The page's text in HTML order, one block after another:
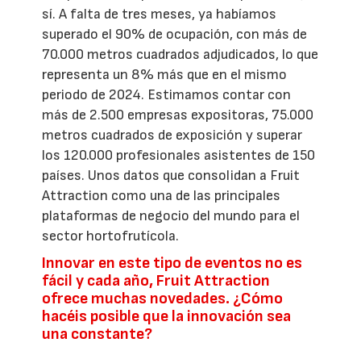
sí. A falta de tres meses, ya habíamos
superado el 90% de ocupación, con más de
70.000 metros cuadrados adjudicados, lo que
representa un 8% más que en el mismo
periodo de 2024. Estimamos contar con
más de 2.500 empresas expositoras, 75.000
metros cuadrados de exposición y superar
los 120.000 profesionales asistentes de 150
países. Unos datos que consolidan a Fruit
Attraction como una de las principales
plataformas de negocio del mundo para el
sector hortofrutícola.
Innovar en este tipo de eventos no es
fácil y cada año, Fruit Attraction
ofrece muchas novedades. ¿Cómo
hacéis posible que la innovación sea
una constante?